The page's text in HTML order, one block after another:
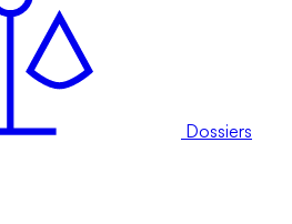
Dossiers